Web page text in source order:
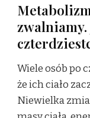
Wiele osób po
że ich ciało
Niewielka